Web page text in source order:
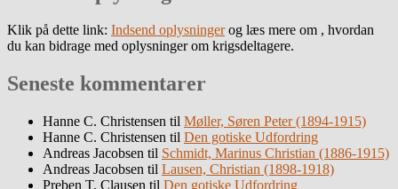
Klik på dette link: Indsend oplysningerog læs mere om , hvordan
du kan bidrage med oplysninger om krigsdeltagere.
Seneste kommentarer
Hanne C. Christensen til Møller, Søren Peter (1894-1915)
Hanne C. Christensen til Den gotiske Udfordring
Andreas Jacobsen til Schmidt, Marinus Christian (1886-1915)
Andreas Jacobsen til Lausen, Christian (1898-1918)
Preben T. Clausen til Den gotiske Udfordring